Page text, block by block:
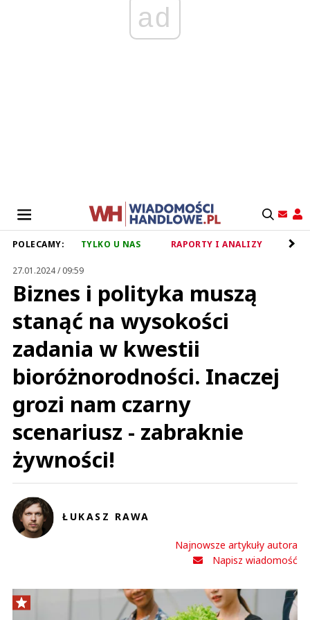
ad
POLECAMY: TYLKO U NAS RAPORTY I ANALIZY
27.01.2024 / 09:59
Biznes i polityka muszą
stanąć na wysokości
zadania w kwestii
bioróżnorodności. Inaczej
grozi nam czarny
scenariusz - zabraknie
żywności!
ŁUKASZ RAWA
Najnowsze artykuły autora
Napisz wiadomość